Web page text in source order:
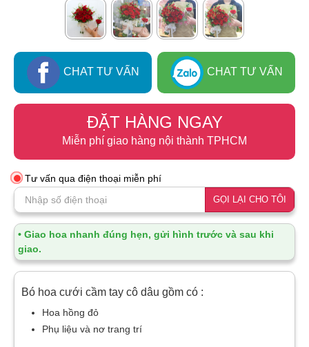
CHAT TƯ VẤN CHAT TƯ VẤN
ĐẶT HÀNG NGAY
Miễn phí giao hàng nội thành TPHCM
Tư vấn qua điện thoại miễn phí
GỌI LẠI CHO TÔI
• Giao hoa nhanh đúng hẹn, gửi hình trước và sau khi
giao.
Bó hoa cưới cầm tay cô dâu gồm có :
Hoa hồng đỏ
Phụ liệu và nơ trang trí